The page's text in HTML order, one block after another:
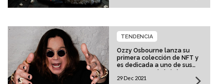
Ozzy Osbourne lanza su
primera colección de NFT y
es dedicada a uno de sus
momentos más icónicos en
el escenario
TENDENCIA
29 Dec 2021